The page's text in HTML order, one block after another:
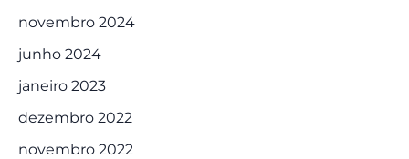
novembro 2024
junho 2024
janeiro 2023
dezembro 2022
novembro 2022